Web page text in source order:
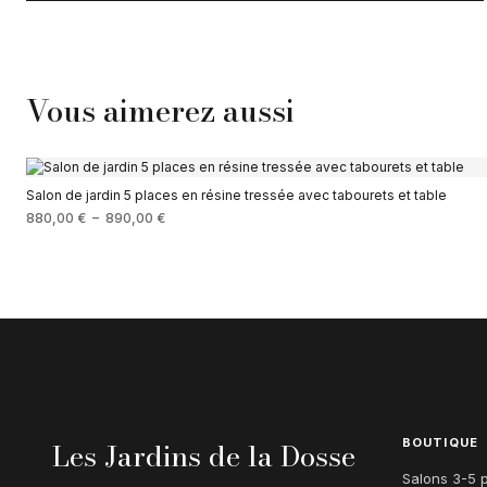
Vous aimerez aussi
Salon de jardin 5 places en résine tressée avec tabourets et table
880,00 € – 890,00 €
Les Jardins de la Dosse BOUTIQUE
Salons 3-5